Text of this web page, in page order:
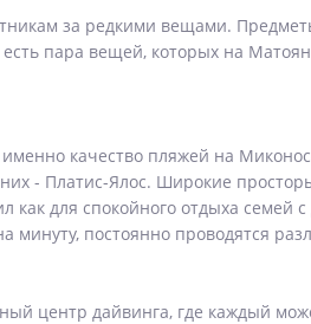
за редкими вещами.
пара вещей, которых на
качество пляжей на
- Платис-Ялос. Широкие
для спокойного отдыха семей
минуту, постоянно проводятся
центр дайвинга, где каждый